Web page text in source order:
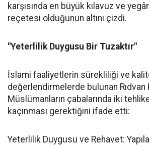
karşısında en büyük kılavuz ve
reçetesi olduğunun altını çizdi.
"Yeterlilik Duygusu Bir Tuzaktır"
İslami faaliyetlerin sürekliliği ve
değerlendirmelerde bulunan Rıdvan
Müslümanların çabalarında iki
kaçınması gerektiğini ifade etti:
Yeterlilik Duygusu ve Rehavet: